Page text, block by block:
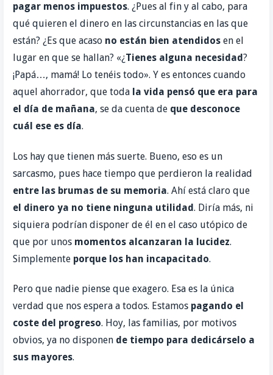
pagar menos impuestos. ¿Pues al fin y al cabo, para
qué quieren el dinero en las circunstancias en las que
están? ¿Es que acaso no están bien atendidosen el
lugar en que se hallan? «¿Tienes alguna necesidad?
¡Papá…, mamá! Lo tenéis todo». Y es entonces cuando
aquel ahorrador, que toda la vida pensó que era para
el día de mañana, se da cuenta de que desconoce
cuál ese es día.
Los hay que tienen más suerte. Bueno, eso es un
sarcasmo, pues hace tiempo que perdieron la realidad
entre las brumas de su memoria. Ahí está claro que
el dinero ya no tiene ninguna utilidad. Diría más, ni
siquiera podrían disponer de él en el caso utópico de
que por unos momentos alcanzaran la lucidez.
Simplemente porque los han incapacitado.
Pero que nadie piense que exagero. Esa es la única
verdad que nos espera a todos. Estamos pagando el
coste del progreso. Hoy, las familias, por motivos
obvios, ya no disponen de tiempo para dedicárselo a
sus mayores.